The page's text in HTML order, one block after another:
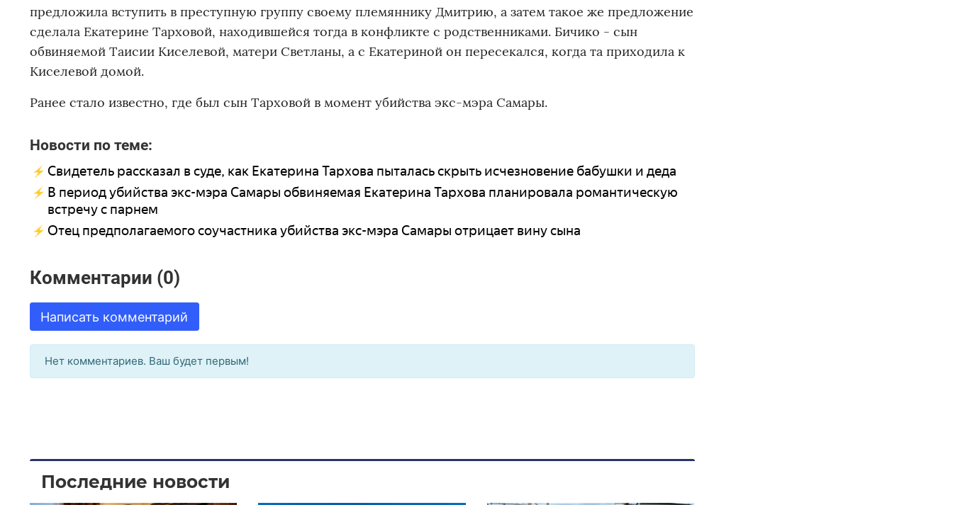
предложила вступить в преступную группу своему племяннику Дмитрию, а затем такое же предложение
сделала Екатерине Тарховой, находившейся тогда в конфликте с родственниками. Бичико - сын
обвиняемой Таисии Киселевой, матери Светланы, а с Екатериной он пересекался, когда та приходила к
Киселевой домой.
Ранее стало известно, где был сын Тарховой в момент убийства экс-мэра Самары.
Новости по теме:
Свидетель рассказал в суде, как Екатерина Тархова пыталась скрыть исчезновение бабушки и деда
В период убийства экс-мэра Самары обвиняемая Екатерина Тархова планировала романтическую
встречу с парнем
Отец предполагаемого соучастника убийства экс-мэра Самары отрицает вину сына
Комментарии (0)
Написать комментарий
Нет комментариев. Ваш будет первым!
Последние новости